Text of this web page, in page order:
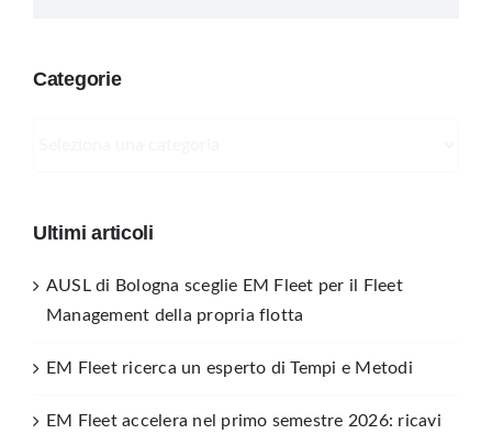
Categorie
Ultimi articoli
AUSL di Bologna sceglie EM Fleet per il Fleet
Management della propria flotta
EM Fleet ricerca un esperto di Tempi e Metodi
EM Fleet accelera nel primo semestre 2026: ricavi